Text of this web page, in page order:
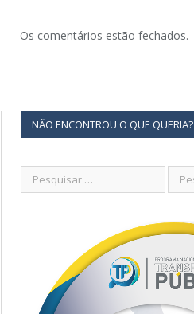
Os comentários estão fechados.
NÃO ENCONTROU O QUE QUERIA?